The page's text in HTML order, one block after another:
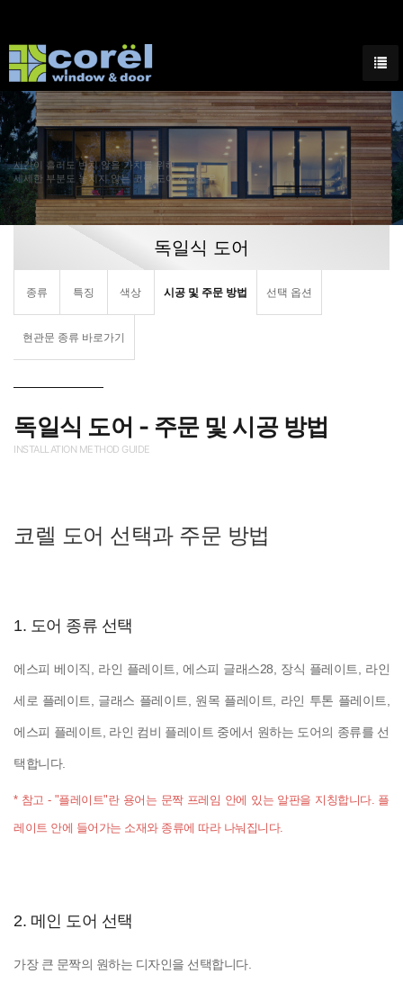
시간이 흘러도 변치 않을 가치를 위해
세세한 부분도 놓치지 않는 코렐 도어 & 윈도우
독일식 도어
종류 특징 색상 시공 및 주문 방법 선택 옵션
현관문 종류 바로가기
독일식 도어 - 주문 및 시공 방법
INSTALLATION METHOD GUIDE
코렐 도어 선택과 주문 방법
1. 도어 종류 선택
에스피 베이직, 라인 플레이트, 에스피 글래스28, 장식 플레이트, 라인
세로 플레이트, 글래스 플레이트, 원목 플레이트, 라인 투톤 플레이트,
에스피 플레이트, 라인 컴비 플레이트 중에서 원하는 도어의 종류를 선
택합니다.
* 참고 - "플레이트"란 용어는 문짝 프레임 안에 있는 알판을 지칭합니다. 플
레이트 안에 들어가는 소재와 종류에 따라 나눠집니다.
2. 메인 도어 선택
가장 큰 문짝의 원하는 디자인을 선택합니다.